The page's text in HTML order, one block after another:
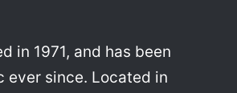
in 1971, and has been
since. Located in